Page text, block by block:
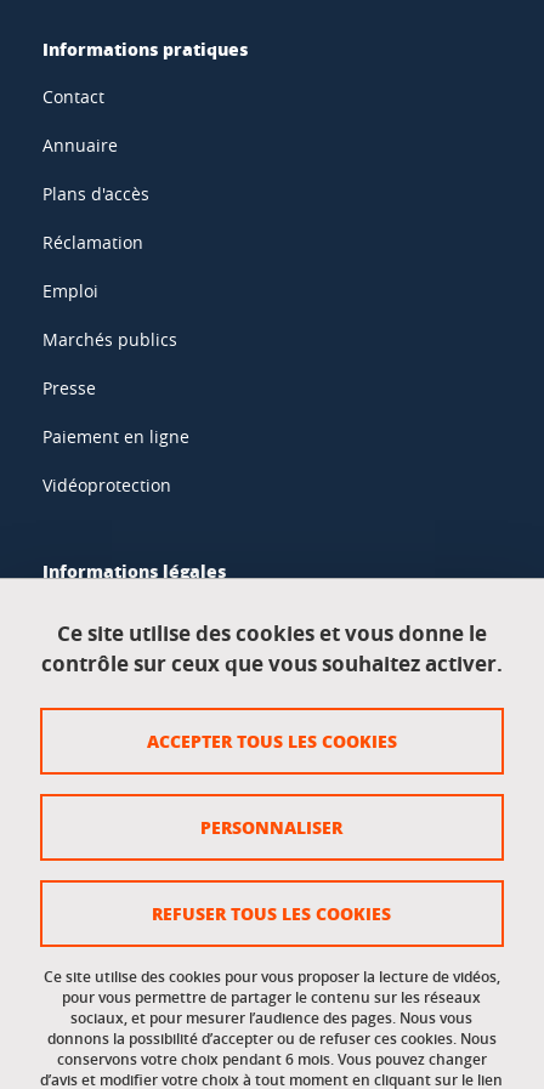
Informations pratiques
Contact
Annuaire
Plans d'accès
Réclamation
Emploi
Marchés publics
Presse
Paiement en ligne
Vidéoprotection
Informations légales
Données personnelles
Crédits
Gestion des cookies
Accessibilité : non conforme
Accès réservés
Intranet des étudiants et des personnels
Ce site utilise des cookies et vous donne le
contrôle sur ceux que vous souhaitez activer.
Ce site utilise des cookies pour vous proposer la lecture de vidéos,
pour vous permettre de partager le contenu sur les réseaux
sociaux, et pour mesurer l’audience des pages. Nous vous
donnons la possibilité d’accepter ou de refuser ces cookies. Nous
conservons votre choix pendant 6 mois. Vous pouvez changer
d’avis et modifier votre choix à tout moment en cliquant sur le lien
ACCEPTER TOUS LES COOKIES
REFUSER TOUS LES COOKIES
PERSONNALISER